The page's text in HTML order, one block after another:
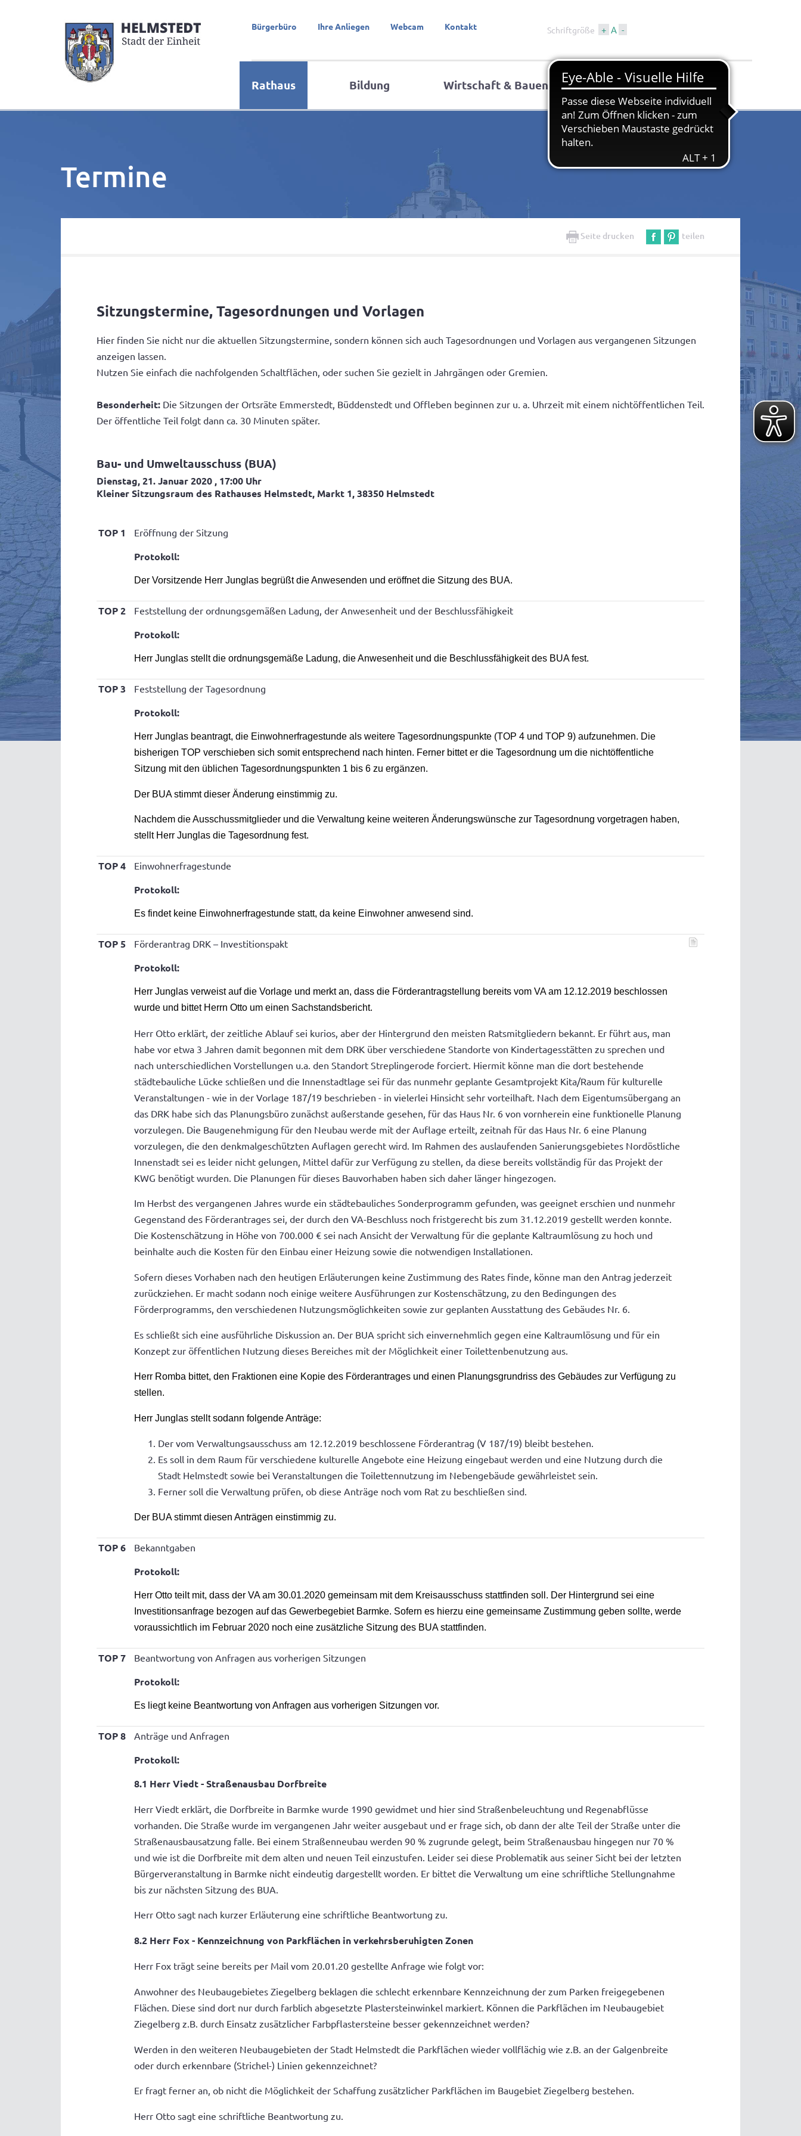
Bürgerbüro Ihre Anliegen Webcam Kontakt Schriftgröße + A -
Rathaus Bildung Wirtschaft & Bauen Tourismus & Kultur
Termine
Seite drucken teilen
Sitzungstermine, Tagesordnungen und Vorlagen
Hier finden Sie nicht nur die aktuellen Sitzungstermine, sondern können sich auch Tagesordnungen und Vorlagen aus vergangenen Sitzungen
anzeigen lassen.
Nutzen Sie einfach die nachfolgenden Schaltflächen, oder suchen Sie gezielt in Jahrgängen oder Gremien.
Besonderheit: Die Sitzungen der Ortsräte Emmerstedt, Büddenstedt und Offleben beginnen zur u. a. Uhrzeit mit einem nichtöffentlichen Teil.
Der öffentliche Teil folgt dann ca. 30 Minuten später.
Bau- und Umweltausschuss (BUA)
Dienstag, 21. Januar 2020 , 17:00 Uhr
Kleiner Sitzungsraum des Rathauses Helmstedt, Markt 1, 38350 Helmstedt
TOP 1 Eröffnung der Sitzung
Protokoll:
Der Vorsitzende Herr Junglas begrüßt die Anwesenden und eröffnet die Sitzung des BUA.
TOP 2 Feststellung der ordnungsgemäßen Ladung, der Anwesenheit und der Beschlussfähigkeit
Protokoll:
Herr Junglas stellt die ordnungsgemäße Ladung, die Anwesenheit und die Beschlussfähigkeit des BUA fest.
TOP 3 Feststellung der Tagesordnung
Protokoll:
Herr Junglas beantragt, die Einwohnerfragestunde als weitere Tagesordnungspunkte (TOP 4 und TOP 9) aufzunehmen. Die
bisherigen TOP verschieben sich somit entsprechend nach hinten. Ferner bittet er die Tagesordnung um die nichtöffentliche
Sitzung mit den üblichen Tagesordnungspunkten 1 bis 6 zu ergänzen.
Der BUA stimmt dieser Änderung einstimmig zu.
Nachdem die Ausschussmitglieder und die Verwaltung keine weiteren Änderungswünsche zur Tagesordnung vorgetragen haben,
stellt Herr Junglas die Tagesordnung fest.
TOP 4 Einwohnerfragestunde
Protokoll:
Es findet keine Einwohnerfragestunde statt, da keine Einwohner anwesend sind.
TOP 5 Förderantrag DRK – Investitionspakt
Protokoll:
Herr Junglas verweist auf die Vorlage und merkt an, dass die Förderantragstellung bereits vom VA am 12.12.2019 beschlossen
wurde und bittet Herrn Otto um einen Sachstandsbericht.
Herr Otto erklärt, der zeitliche Ablauf sei kurios, aber der Hintergrund den meisten Ratsmitgliedern bekannt. Er führt aus, man
habe vor etwa 3 Jahren damit begonnen mit dem DRK über verschiedene Standorte von Kindertagesstätten zu sprechen und
nach unterschiedlichen Vorstellungen u.a. den Standort Streplingerode forciert. Hiermit könne man die dort bestehende
städtebauliche Lücke schließen und die Innenstadtlage sei für das nunmehr geplante Gesamtprojekt Kita/Raum für kulturelle
Veranstaltungen - wie in der Vorlage 187/19 beschrieben - in vielerlei Hinsicht sehr vorteilhaft. Nach dem Eigentumsübergang an
das DRK habe sich das Planungsbüro zunächst außerstande gesehen, für das Haus Nr. 6 von vornherein eine funktionelle Planung
vorzulegen. Die Baugenehmigung für den Neubau werde mit der Auflage erteilt, zeitnah für das Haus Nr. 6 eine Planung
vorzulegen, die den denkmalgeschützten Auflagen gerecht wird. Im Rahmen des auslaufenden Sanierungsgebietes Nordöstliche
Innenstadt sei es leider nicht gelungen, Mittel dafür zur Verfügung zu stellen, da diese bereits vollständig für das Projekt der
KWG benötigt wurden. Die Planungen für dieses Bauvorhaben haben sich daher länger hingezogen.
Im Herbst des vergangenen Jahres wurde ein städtebauliches Sonderprogramm gefunden, was geeignet erschien und nunmehr
Gegenstand des Förderantrages sei, der durch den VA-Beschluss noch fristgerecht bis zum 31.12.2019 gestellt werden konnte.
Die Kostenschätzung in Höhe von 700.000 € sei nach Ansicht der Verwaltung für die geplante Kaltraumlösung zu hoch und
beinhalte auch die Kosten für den Einbau einer Heizung sowie die notwendigen Installationen.
Sofern dieses Vorhaben nach den heutigen Erläuterungen keine Zustimmung des Rates finde, könne man den Antrag jederzeit
zurückziehen. Er macht sodann noch einige weitere Ausführungen zur Kostenschätzung, zu den Bedingungen des
Förderprogramms, den verschiedenen Nutzungsmöglichkeiten sowie zur geplanten Ausstattung des Gebäudes Nr. 6.
Es schließt sich eine ausführliche Diskussion an. Der BUA spricht sich einvernehmlich gegen eine Kaltraumlösung und für ein
Konzept zur öffentlichen Nutzung dieses Bereiches mit der Möglichkeit einer Toilettenbenutzung aus.
Herr Romba bittet, den Fraktionen eine Kopie des Förderantrages und einen Planungsgrundriss des Gebäudes zur Verfügung zu
stellen.
Herr Junglas stellt sodann folgende Anträge:
Der vom Verwaltungsausschuss am 12.12.2019 beschlossene Förderantrag (V 187/19) bleibt bestehen.
Es soll in dem Raum für verschiedene kulturelle Angebote eine Heizung eingebaut werden und eine Nutzung durch die
Stadt Helmstedt sowie bei Veranstaltungen die Toilettennutzung im Nebengebäude gewährleistet sein.
Ferner soll die Verwaltung prüfen, ob diese Anträge noch vom Rat zu beschließen sind.
Der BUA stimmt diesen Anträgen einstimmig zu.
TOP 6 Bekanntgaben
Protokoll:
Herr Otto teilt mit, dass der VA am 30.01.2020 gemeinsam mit dem Kreisausschuss stattfinden soll. Der Hintergrund sei eine
Investitionsanfrage bezogen auf das Gewerbegebiet Barmke. Sofern es hierzu eine gemeinsame Zustimmung geben sollte, werde
voraussichtlich im Februar 2020 noch eine zusätzliche Sitzung des BUA stattfinden.
TOP 7 Beantwortung von Anfragen aus vorherigen Sitzungen
Protokoll:
Es liegt keine Beantwortung von Anfragen aus vorherigen Sitzungen vor.
TOP 8 Anträge und Anfragen
Protokoll:
8.1 Herr Viedt - Straßenausbau Dorfbreite
Herr Viedt erklärt, die Dorfbreite in Barmke wurde 1990 gewidmet und hier sind Straßenbeleuchtung und Regenabflüsse
vorhanden. Die Straße wurde im vergangenen Jahr weiter ausgebaut und er frage sich, ob dann der alte Teil der Straße unter die
Straßenausbausatzung falle. Bei einem Straßenneubau werden 90 % zugrunde gelegt, beim Straßenausbau hingegen nur 70 %
und wie ist die Dorfbreite mit dem alten und neuen Teil einzustufen. Leider sei diese Problematik aus seiner Sicht bei der letzten
Bürgerveranstaltung in Barmke nicht eindeutig dargestellt worden. Er bittet die Verwaltung um eine schriftliche Stellungnahme
bis zur nächsten Sitzung des BUA.
Herr Otto sagt nach kurzer Erläuterung eine schriftliche Beantwortung zu.
8.2 Herr Fox - Kennzeichnung von Parkflächen in verkehrsberuhigten Zonen
Herr Fox trägt seine bereits per Mail vom 20.01.20 gestellte Anfrage wie folgt vor:
Anwohner des Neubaugebietes Ziegelberg beklagen die schlecht erkennbare Kennzeichnung der zum Parken freigegebenen
Flächen. Diese sind dort nur durch farblich abgesetzte Plastersteinwinkel markiert. Können die Parkflächen im Neubaugebiet
Ziegelberg z.B. durch Einsatz zusätzlicher Farbpflastersteine besser gekennzeichnet werden?
Werden in den weiteren Neubaugebieten der Stadt Helmstedt die Parkflächen wieder vollflächig wie z.B. an der Galgenbreite
oder durch erkennbare (Strichel-) Linien gekennzeichnet?
Er fragt ferner an, ob nicht die Möglichkeit der Schaffung zusätzlicher Parkflächen im Baugebiet Ziegelberg bestehen.
Herr Otto sagt eine schriftliche Beantwortung zu.